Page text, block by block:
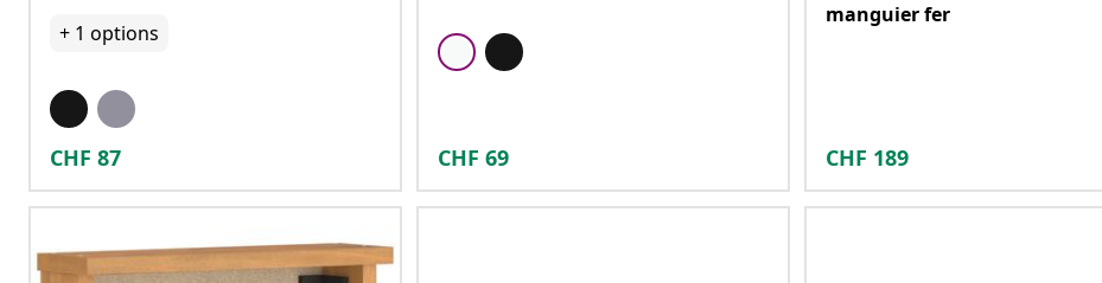
+ 1 options
CHF 87 CHF 69
manguier fer
CHF 189